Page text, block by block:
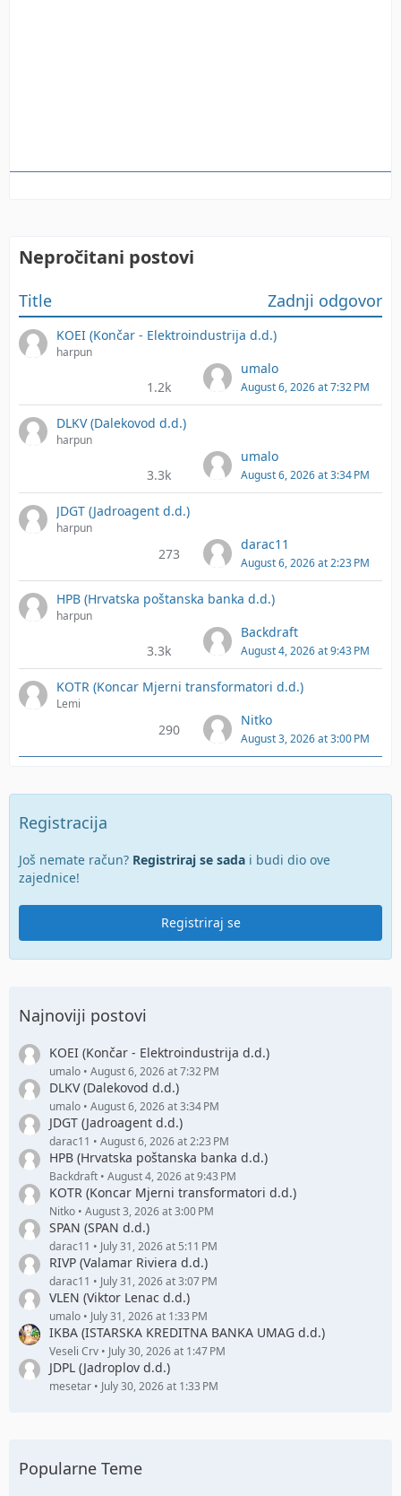
Nepročitani postovi
Title Zadnji odgovor
KOEI (Končar - Elektroindustrija d.d.)
harpun
1.2k
umalo
August 6, 2026 at 7:32 PM
DLKV (Dalekovod d.d.)
harpun
3.3k
umalo
August 6, 2026 at 3:34 PM
JDGT (Jadroagent d.d.)
harpun
273
darac11
August 6, 2026 at 2:23 PM
HPB (Hrvatska poštanska banka d.d.)
harpun
3.3k
Backdraft
August 4, 2026 at 9:43 PM
KOTR (Koncar Mjerni transformatori d.d.)
Lemi
290
Nitko
August 3, 2026 at 3:00 PM
Registracija
Još nemate račun? Registriraj se sada i budi dio ove
zajednice!
Registriraj se
Najnoviji postovi
KOEI (Končar - Elektroindustrija d.d.)
umalo August 6, 2026 at 7:32 PM
DLKV (Dalekovod d.d.)
umalo August 6, 2026 at 3:34 PM
JDGT (Jadroagent d.d.)
darac11 August 6, 2026 at 2:23 PM
HPB (Hrvatska poštanska banka d.d.)
Backdraft August 4, 2026 at 9:43 PM
KOTR (Koncar Mjerni transformatori d.d.)
Nitko August 3, 2026 at 3:00 PM
SPAN (SPAN d.d.)
darac11 July 31, 2026 at 5:11 PM
RIVP (Valamar Riviera d.d.)
darac11 July 31, 2026 at 3:07 PM
VLEN (Viktor Lenac d.d.)
umalo July 31, 2026 at 1:33 PM
IKBA (ISTARSKA KREDITNA BANKA UMAG d.d.)
Veseli Crv July 30, 2026 at 1:47 PM
JDPL (Jadroplov d.d.)
mesetar July 30, 2026 at 1:33 PM
Popularne Teme